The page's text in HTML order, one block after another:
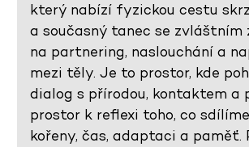
který nabízí fyzickou cestu
a současný tanec se zvláštním
na partnering, naslouchání a
mezi těly. Je to prostor, kde
dialog s přírodou, kontaktem a
prostor k reflexi toho, co
kořeny, čas, adaptaci a paměť.